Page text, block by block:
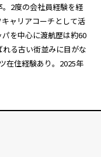
2度の会社員経験を経
ャリアコーチとして活
を中心に渡航歴は約60
る古い街並みに目がな
在住経験あり。2025年